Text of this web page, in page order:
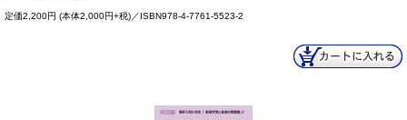
定価2,200円 (本体2,000円+税)／ISBN978-4-7761-5523-2